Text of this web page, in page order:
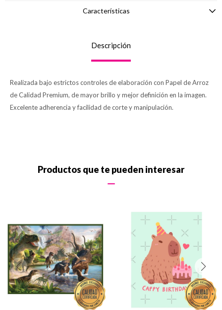
Características
Descripción
Realizada bajo estrictos controles de elaboración con Papel de Arroz
de Calidad Premium, de mayor brillo y mejor definición en la imagen.
Excelente adherencia y facilidad de corte y manipulación.
Productos que te pueden interesar